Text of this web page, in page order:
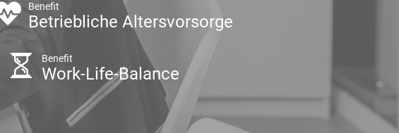
Benefit
Betriebliche Altersvorsorge
Benefit
Work-Life-Balance